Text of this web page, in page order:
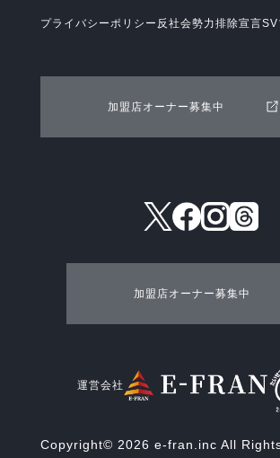
プライバシーポリシー 反社会勢力排除宣言SV
加盟店オーナー募集中
加盟店オーナー募集中
運営会社
Copyright© 2026 e-fran.inc All